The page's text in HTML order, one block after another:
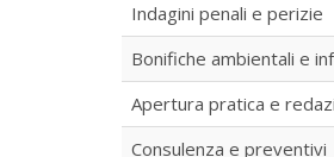
Indagini penali e perizie
Bonifiche ambientali e
Apertura pratica e
Consulenza e preventivi